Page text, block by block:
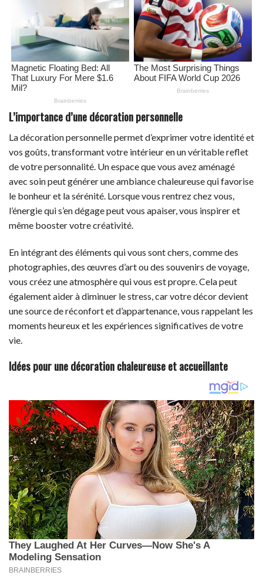
L’importance d’une décoration personnelle
La décoration personnelle permet d’exprimer votre identité et
vos goûts, transformant votre intérieur en un véritable reflet
de votre personnalité. Un espace que vous avez aménagé
avec soin peut générer une ambiance chaleureuse qui favorise
le bonheur et la sérénité. Lorsque vous rentrez chez vous,
l’énergie qui s’en dégage peut vous apaiser, vous inspirer et
même booster votre créativité.
En intégrant des éléments qui vous sont chers, comme des
photographies, des œuvres d’art ou des souvenirs de voyage,
vous créez une atmosphère qui vous est propre. Cela peut
également aider à diminuer le stress, car votre décor devient
une source de réconfort et d’appartenance, vous rappelant les
moments heureux et les expériences significatives de votre
vie.
Idées pour une décoration chaleureuse et accueillante